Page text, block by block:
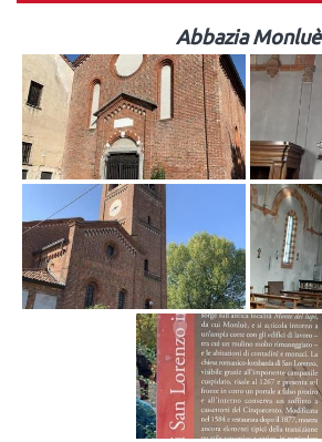
Abbazia Monluè